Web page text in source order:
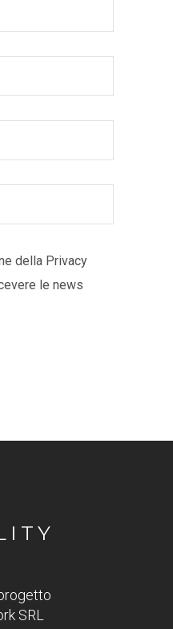
della Privacy
le news
SRL